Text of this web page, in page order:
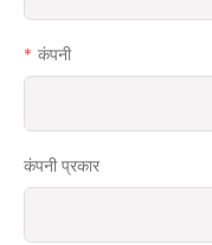
कंपनी
कंपनी प्रकार